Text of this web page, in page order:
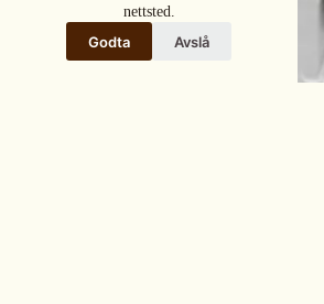
nettsted.
Godta Avslå